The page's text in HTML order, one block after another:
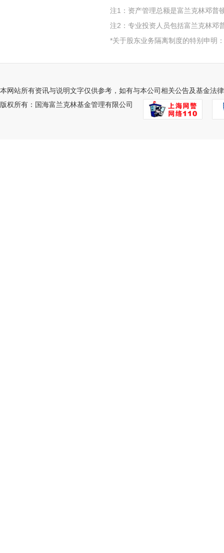
注1：资产管理总额是富兰克林邓普
注2：专业投资人员包括富兰克林邓
*关于股东业务隔离制度的特别申明
本网站所有资讯与说明文字仅供参考，如有与本公司相关公告及基金法
版权所有：国海富兰克林基金管理有限公司